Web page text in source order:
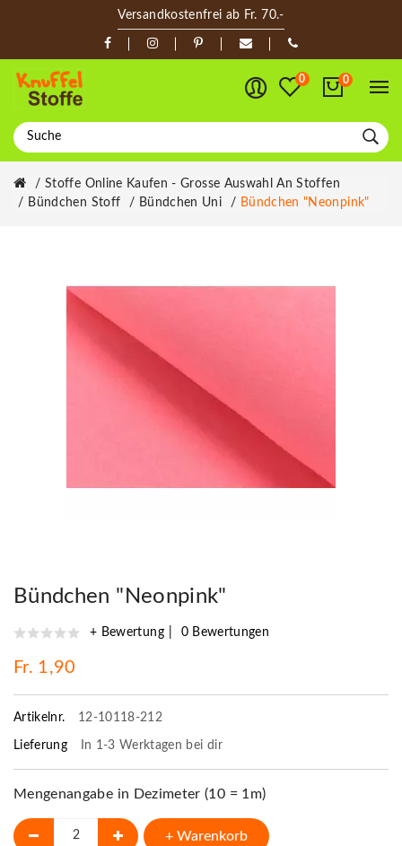
Versandkostenfrei ab Fr. 70.-
0 0
Stoffe Online Kaufen - Grosse Auswahl An Stoffen
Bündchen Stoff
Bündchen Uni Bündchen "Neonpink"
Bündchen "Neonpink"
+ Bewertung 0 Bewertungen
Fr. 1,90
Artikelnr. 12-10118-212
Lieferung In 1-3 Werktagen bei dir
Mengenangabe in Dezimeter (10 = 1m)
+ Warenkorb